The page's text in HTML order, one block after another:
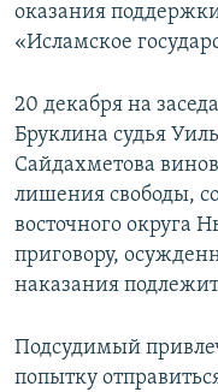
оказания
«Исламское
20 декабря на
Бруклина судья
Сайдахметова
лишения свободы,
восточного округа
приговору,
наказания
Подсудимый
попытку